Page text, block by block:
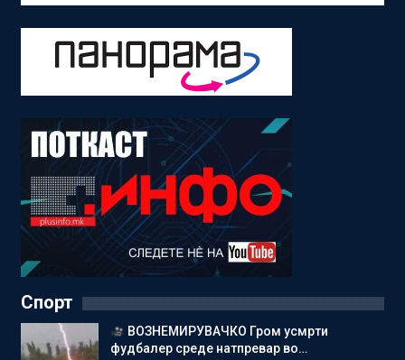
Спорт
ВОЗНЕМИРУВАЧКО Гром усмрти
фудбалер среде натпревар во…